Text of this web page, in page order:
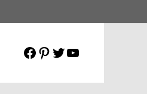
Facebook
Pinterest
Twitter
YouTube